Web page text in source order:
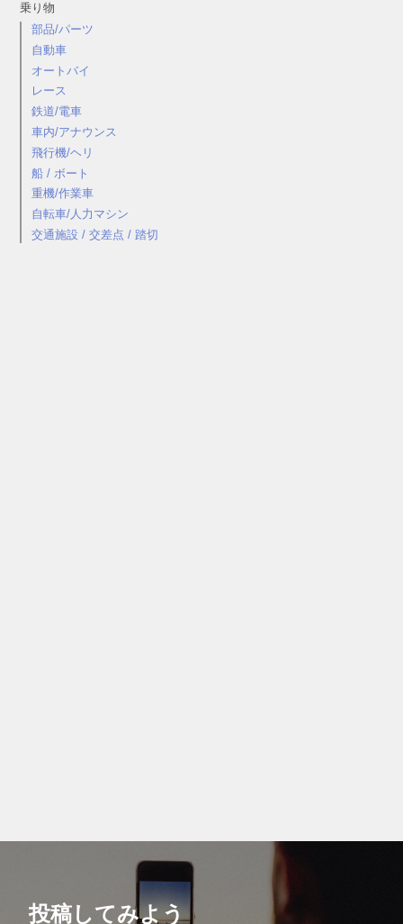
乗り物
部品/パーツ
自動車
オートバイ
レース
鉄道/電車
車内/アナウンス
飛行機/ヘリ
船 / ボート
重機/作業車
自転車/人力マシン
交通施設 / 交差点 / 踏切
投稿してみよう